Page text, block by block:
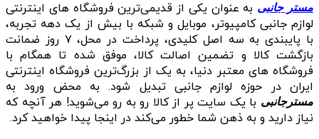
مستر جانبی به عنوان یکی از قدیمی‌ترین فروشگاه های اینترنتی
لوازم جانبی کامپیوتر، موبایل و شبکه با بیش از یک دهه تجربه،
با پایبندی به سه اصل کلیدی، پرداخت در محل، ۷ روز ضمانت
بازگشت کالا و تضمین اصالت کالا، موفق شده تا همگام با
فروشگاه‌ های معتبر دنیا، به یک از بزرگ‌ترین فروشگاه اینترنتی
ایران در حوزه لوازم جانبی تبدیل شود. به محض ورود به
مسترجانبی با یک سایت پر از کالا رو به رو می‌شوید! هر آنچه که
نیاز دارید و به ذهن شما خطور می‌کند در اینجا پیدا خواهید کرد.